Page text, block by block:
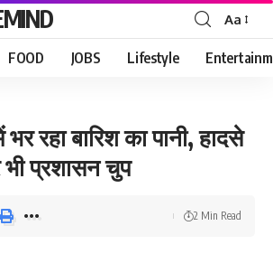
Font
Resizer
Aa
FOOD JOBS Lifestyle
रहा बारिश का पानी, हादसे
प्रशासन चुप
2 Min Read